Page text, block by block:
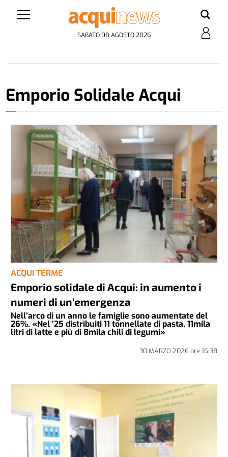
SABATO 08 AGOSTO 2026
Emporio Solidale Acqui
ACQUI TERME
Emporio solidale di Acqui: in aumento i
numeri di un’emergenza
Nell’arco di un anno le famiglie sono aumentate del
26%. «Nel ’25 distribuiti 11 tonnellate di pasta, 11mila
litri di latte e più di 8mila chili di legumi»
30 MARZO 2026ore 16:38